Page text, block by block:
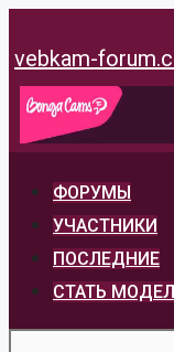
к
содержимому
vebkam-
ФОРУМЫ
УЧАСТНИКИ
ПОСЛЕДНИЕ
СТАТЬ